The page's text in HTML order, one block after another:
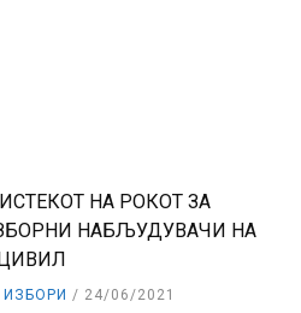
НА РОКОТ ЗА
НАБЉУДУВАЧИ НА
ЦИВИЛ
ИЗБОРИ 24/06/2021